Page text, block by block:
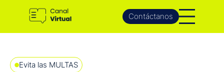
Contáctanos
Evita las MULTAS